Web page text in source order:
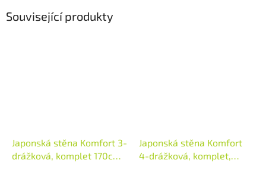
Související produkty
Japonská stěna Komfort 3-
drážková, komplet 170cm
Japonská stěna Komfort
4-drážková, komplet,